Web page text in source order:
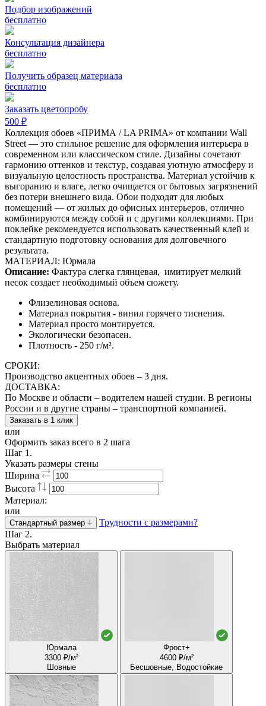
Подбор изображений
бесплатно
Консультация дизайнера
бесплатно
Получить образец материала
бесплатно
Заказать цветопробу
500 ₽
Коллекция обоев «ПРИМА / LA PRIMA» от компании Wall
Street — это стильное решение для оформления интерьера в
современном или классическом стиле. Дизайны сочетают
гармонию оттенков и текстур, создавая уютную атмосферу и
визуальную целостность пространства. Материал устойчив к
выгоранию и влаге, легко очищается от бытовых загрязнений
без потери внешнего вида. Обои подходят для любых
помещений — от жилых до офисных интерьеров, отлично
комбинируются между собой и с другими коллекциями. При
поклейке рекомендуется использовать качественный клей и
стандартную подготовку основания для долговечного
результата.
МАТЕРИАЛ: Юрмала
Описание: Фактура слегка глянцевая, имитирует мелкий
песок создает необходимый объем сюжету.
Флизелиновая основа.
Материал покрытия - винил горячего тиснения.
Материал просто монтируется.
Экологически безопасен.
Плотность - 250 г/м².
СРОКИ:
Производство акцентных обоев – 3 дня.
ДОСТАВКА:
По Москве и области – водителем нашей студии. В регионы
России и в другие страны – транспортной компанией.
Заказать в 1 клик
или
Оформить заказ всего в 2 шага
Шаг 1.
Указать размеры стены
Ширина
Высота
Материал:
или
Стандартный размер
Трудности с размерами?
Шаг 2.
Выбрать материал
Юрмала
3300 ₽/м²
Шовные
Фрост+
4600 ₽/м²
Бесшовные, Водостойкие